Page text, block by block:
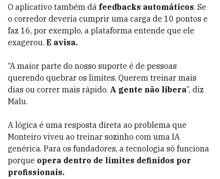
O aplicativo também dá feedbacks automáticos. Se
o corredor deveria cumprir uma carga de 10 pontos e
faz 16, por exemplo, a plataforma entende que ele
exagerou. E avisa.
“A maior parte do nosso suporte é de pessoas
querendo quebrar os limites. Querem treinar mais
dias ou correr mais rápido. A gente não libera”, diz
Malu.
A lógica é uma resposta direta ao problema que
Monteiro viveu ao treinar sozinho com uma IA
genérica. Para os fundadores, a tecnologia só funciona
porque opera dentro de limites definidos por
profissionais.